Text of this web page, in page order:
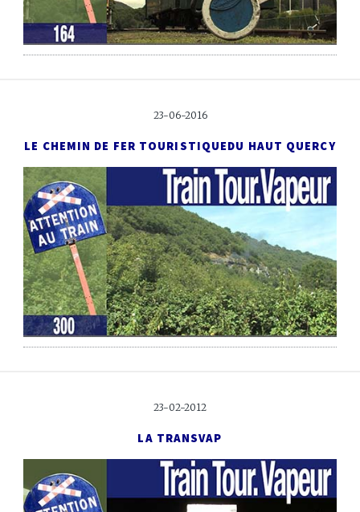
23-06-2016
LE CHEMIN DE FER TOURISTIQUEDU HAUT QUERCY
23-02-2012
LA TRANSVAP